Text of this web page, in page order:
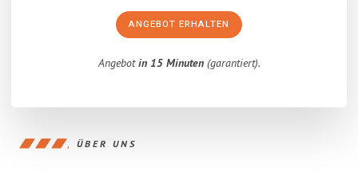
ANGEBOT ERHALTEN
Angebotin 15 Minuten(garantiert).
ÜBER UNS